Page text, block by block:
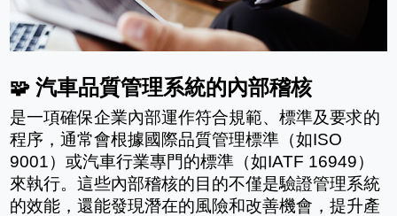
🧩 汽車品質管理系統的內部稽核
是一項確保企業內部運作符合規範、標準及要求的
程序，通常會根據國際品質管理標準（如ISO
9001）或汽車行業專門的標準（如IATF 16949）
來執行。這些內部稽核的目的不僅是驗證管理系統
的效能，還能發現潛在的風險和改善機會，提升產